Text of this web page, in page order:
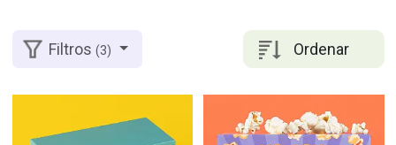
Ordenar
Filtros(3)